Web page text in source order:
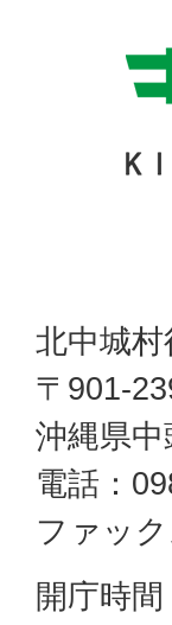
北中城村
〒901-
沖縄県
電話：
ファッ
開庁時